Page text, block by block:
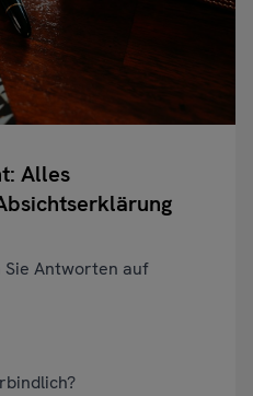
Alles
Sie Antworten auf